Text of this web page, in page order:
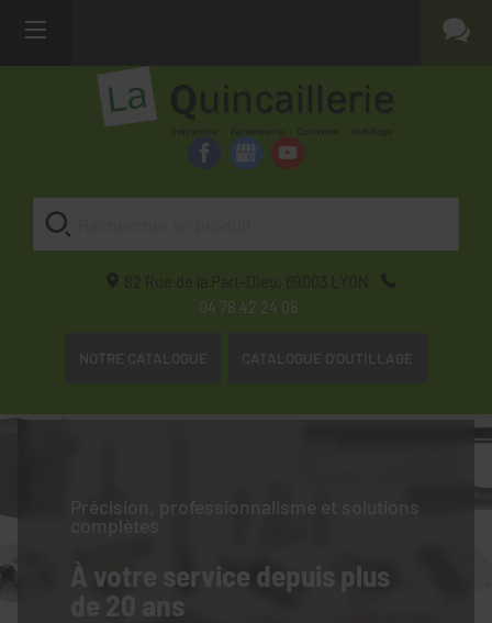
82 Rue de la Part-Dieu, 69003
LYON
04 78 42 24 08
NOTRE CATALOGUE CATALOGUE D'OUTILLAGE
Précision, professionnalisme et solutions
complètes
À votre service depuis plus
de 20 ans